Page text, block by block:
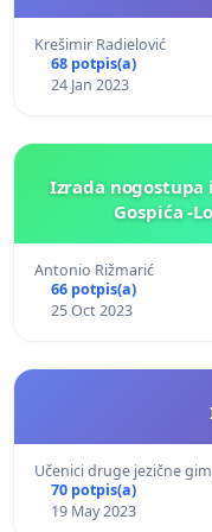
Krešimir Radielović
68 potpis(a)
24 Jan 2023
Izrada nogostupa
Gospića -
Antonio Rižmarić
66 potpis(a)
25 Oct 2023
Učenici druge jezične
70 potpis(a)
19 May 2023